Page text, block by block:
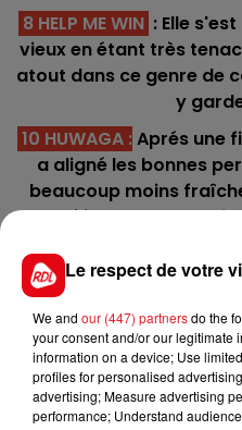
8 HELP ME WIN : Elle
vieux en étant très
atout dans ce genre de
y
10 HUWAGA :Aprés une
a aligné les bonnes
beaucoup moins
déferre ce coup-ci
12 HELIADE DU GOUTIER:
entraîneur l'a entraîné
mode course. Peut
Le respect de votre
We and our (447) partnersdo the
your consent and/or our legitimate
information on a device; Use
profiles for personalised
advertising; Measure advertising
performance; Understand